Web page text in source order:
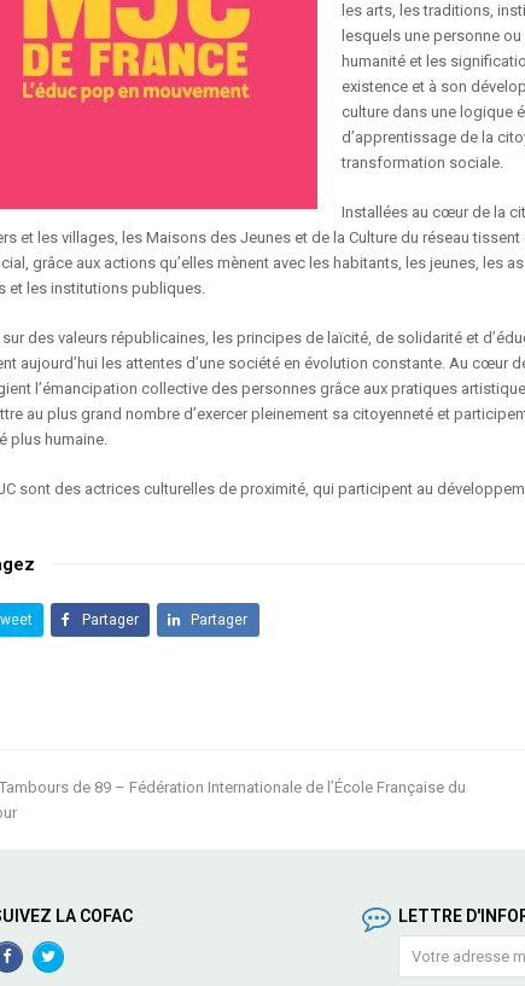
les arts, les traditions,
lesquels une personne
humanité et les
existence et à son
culture dans une logique
d’apprentissage de la
transformation sociale.
Installées au cœur de la
et les villages, les Maisons des Jeunes et de la Culture du réseau
grâce aux actions qu’elles mènent avec les habitants, les jeunes, les
et les institutions publiques.
des valeurs républicaines, les principes de laïcité, de solidarité et
aujourd’hui les attentes d’une société en évolution constante. Au cœur
l’émancipation collective des personnes grâce aux pratiques
au plus grand nombre d’exercer pleinement sa citoyenneté et
plus humaine.
sont des actrices culturelles de proximité, qui participent au
Partager Partager
de 89 – Fédération Internationale de l’École Française du
LA COFAC
FacebookTwitterProfile
LETTRE